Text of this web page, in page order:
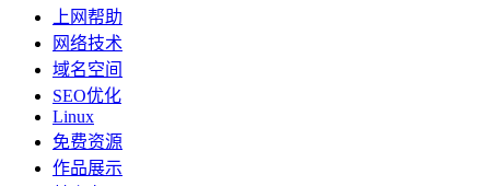
上网帮助
网络技术
域名空间
SEO优化
Linux
免费资源
作品展示